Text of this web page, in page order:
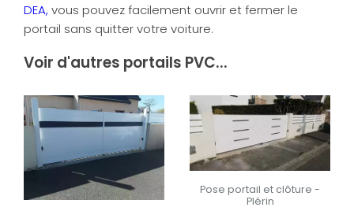
DEA, vous pouvez facilement ouvrir et fermer le
portail sans quitter votre voiture.
Voir d'autres portails PVC...
Pose portail et clôture -
Plérin